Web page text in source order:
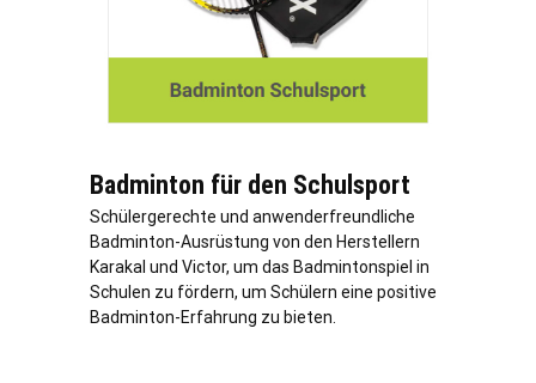
Badminton für den Schulsport
Schülergerechte und anwenderfreundliche
Badminton-Ausrüstung von den Herstellern
Karakal und Victor, um das Badmintonspiel in
Schulen zu fördern, um Schülern eine positive
Badminton-Erfahrung zu bieten.